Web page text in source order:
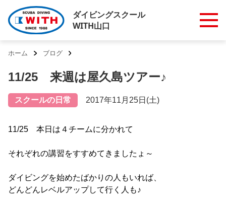
ダイビングスクール
WITH山口
ホーム ブログ
11/25 来週は屋久島ツアー♪
スクールの日常 2017年11月25日(土)
11/25 本日は４チームに分かれて
それぞれの講習をすすめてきましたょ～
ダイビングを始めたばかりの人もいれば、
どんどんレベルアップして行く人も♪